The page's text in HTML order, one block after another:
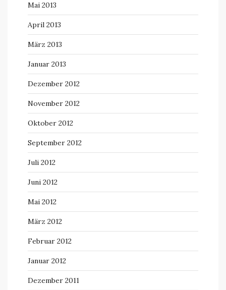
Mai 2013
April 2013
März 2013
Januar 2013
Dezember 2012
November 2012
Oktober 2012
September 2012
Juli 2012
Juni 2012
Mai 2012
März 2012
Februar 2012
Januar 2012
Dezember 2011